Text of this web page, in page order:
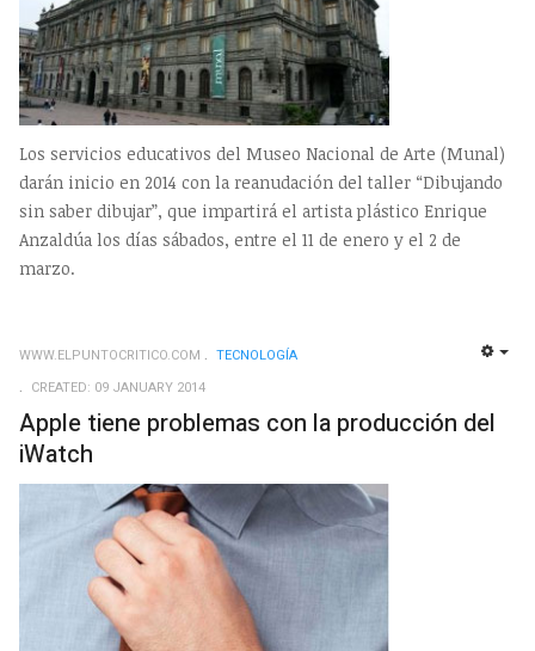
Los servicios educativos del Museo Nacional de Arte (Munal)
darán inicio en 2014 con la reanudación del taller “Dibujando
sin saber dibujar”, que impartirá el artista plástico Enrique
Anzaldúa los días sábados, entre el 11 de enero y el 2 de
marzo.
WWW.ELPUNTOCRITICO.COM
TECNOLOGÍ­A
CREATED: 09 JANUARY 2014
Apple tiene problemas con la producción del
iWatch